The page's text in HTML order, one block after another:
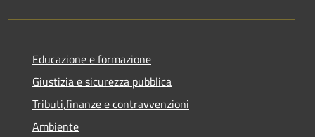
Educazione e formazione
Giustizia e sicurezza pubblica
Tributi,finanze e contravvenzioni
Ambiente